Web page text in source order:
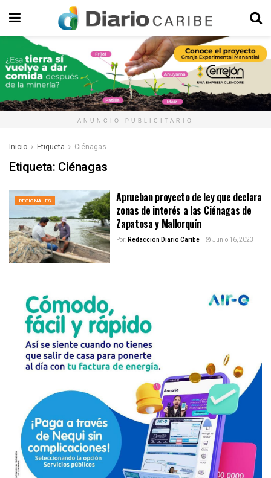
ANUNCIO PUBLICITARIO
Inicio Etiqueta Ciénagas
Etiqueta: Ciénagas
REGIONALES
Aprueban proyecto de ley que declara
zonas de interés a las Ciénagas de
Zapatosa y Mallorquín
Por:Redacción Diario Caribe Junio 16, 2023